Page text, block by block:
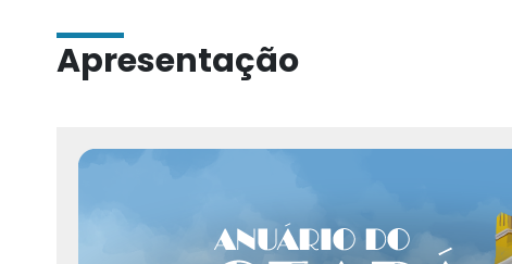
Apresentação